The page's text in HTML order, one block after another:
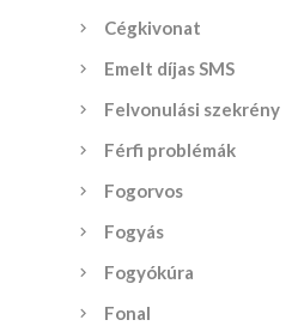
Cégkivonat
Emelt díjas SMS
Felvonulási szekrény
Férfi problémák
Fogorvos
Fogyás
Fogyókúra
Fonal